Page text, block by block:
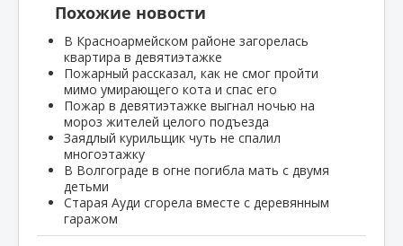
Похожие новости
В Красноармейском районе загорелась
квартира в девятиэтажке
Пожарный рассказал, как не смог пройти
мимо умирающего кота и спас его
Пожар в девятиэтажке выгнал ночью на
мороз жителей целого подъезда
Заядлый курильщик чуть не спалил
многоэтажку
В Волгограде в огне погибла мать с двумя
детьми
Старая Ауди сгорела вместе с деревянным
гаражом